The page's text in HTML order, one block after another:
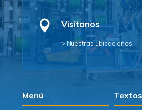
 Visítanos
> Nuestras ubicaciones
Menú Textos